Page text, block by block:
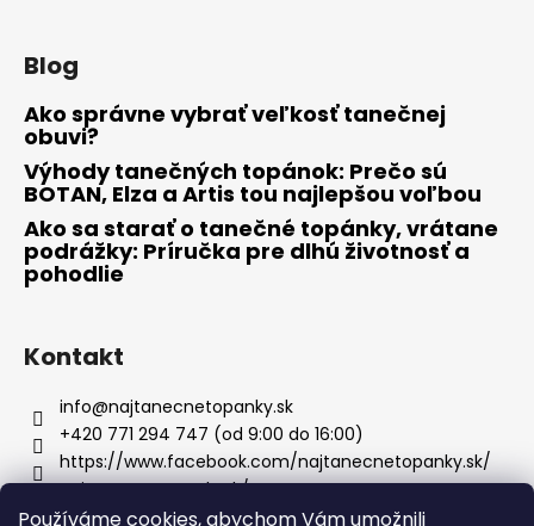
Používáme cookies, abychom Vám umožnili
Blog
Ako správne vybrať veľkosť tanečnej
obuvi?
Výhody tanečných topánok: Prečo sú
BOTAN, Elza a Artis tou najlepšou voľbou
Ako sa starať o tanečné topánky, vrátane
podrážky: Príručka pre dlhú životnosť a
pohodlie
Kontakt
info@najtanecnetopanky.sk
+420 771 294 747 (od 9:00 do 16:00)
https://www.facebook.com/najtanecnetopanky.sk/
najtanecnetopankysk/